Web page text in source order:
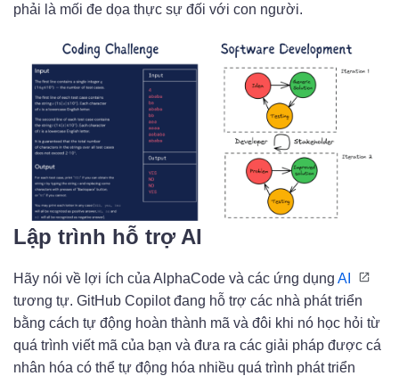
phải là mối đe dọa thực sự đối với con người.
Lập trình hỗ trợ AI
Hãy nói về lợi ích của AlphaCode và các ứng dụng AI
tương tự. GitHub Copilot đang hỗ trợ các nhà phát triển
bằng cách tự động hoàn thành mã và đôi khi nó học hỏi từ
quá trình viết mã của bạn và đưa ra các giải pháp được cá
nhân hóa có thể tự động hóa nhiều quá trình phát triển